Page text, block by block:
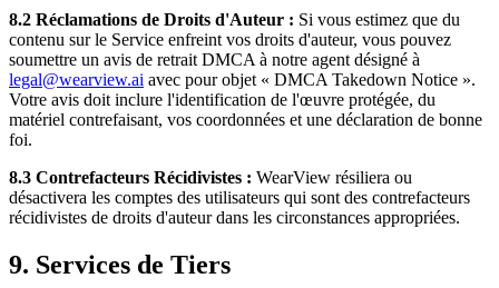
8.2 Réclamations de Droits d'Auteur : Si vous estimez que du
contenu sur le Service enfreint vos droits d'auteur, vous pouvez
soumettre un avis de retrait DMCA à notre agent désigné à
legal@wearview.ai avec pour objet « DMCA Takedown Notice ».
Votre avis doit inclure l'identification de l'œuvre protégée, du
matériel contrefaisant, vos coordonnées et une déclaration de bonne
foi.
8.3 Contrefacteurs Récidivistes : WearView résiliera ou
désactivera les comptes des utilisateurs qui sont des contrefacteurs
récidivistes de droits d'auteur dans les circonstances appropriées.
9. Services de Tiers